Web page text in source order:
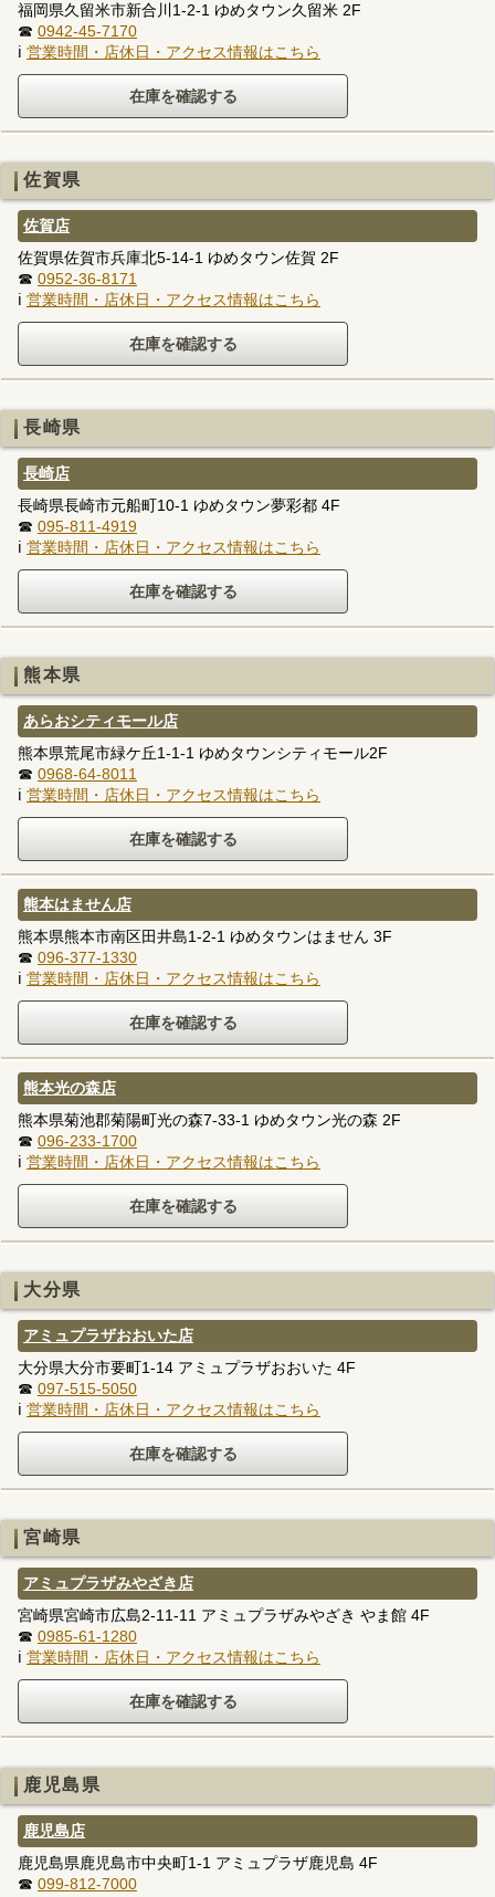
福岡県久留米市新合川1-2-1 ゆめタウン久留米 2F
☎ 0942-45-7170
ℹ 営業時間・店休日・アクセス情報はこちら
佐賀県
佐賀店
佐賀県佐賀市兵庫北5-14-1 ゆめタウン佐賀 2F
☎ 0952-36-8171
ℹ 営業時間・店休日・アクセス情報はこちら
長崎県
長崎店
長崎県長崎市元船町10-1 ゆめタウン夢彩都 4F
☎ 095-811-4919
ℹ 営業時間・店休日・アクセス情報はこちら
熊本県
あらおシティモール店
熊本県荒尾市緑ケ丘1-1-1 ゆめタウンシティモール2F
☎ 0968-64-8011
ℹ 営業時間・店休日・アクセス情報はこちら
熊本はません店
熊本県熊本市南区田井島1-2-1 ゆめタウンはません 3F
☎ 096-377-1330
ℹ 営業時間・店休日・アクセス情報はこちら
熊本光の森店
熊本県菊池郡菊陽町光の森7-33-1 ゆめタウン光の森 2F
☎ 096-233-1700
ℹ 営業時間・店休日・アクセス情報はこちら
大分県
アミュプラザおおいた店
大分県大分市要町1-14 アミュプラザおおいた 4F
☎ 097-515-5050
ℹ 営業時間・店休日・アクセス情報はこちら
宮崎県
アミュプラザみやざき店
宮崎県宮崎市広島2-11-11 アミュプラザみやざき やま館 4F
☎ 0985-61-1280
ℹ 営業時間・店休日・アクセス情報はこちら
鹿児島県
鹿児島店
鹿児島県鹿児島市中央町1-1 アミュプラザ鹿児島 4F
☎ 099-812-7000